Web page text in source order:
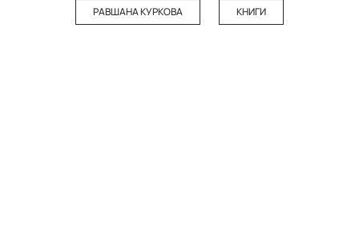
РАВШАНА КУРКОВА КНИГИ